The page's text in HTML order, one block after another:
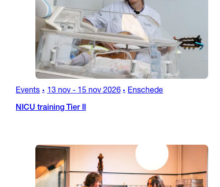
Events • 13 nov- 15 nov 2026 • Enschede
NICU training Tier II